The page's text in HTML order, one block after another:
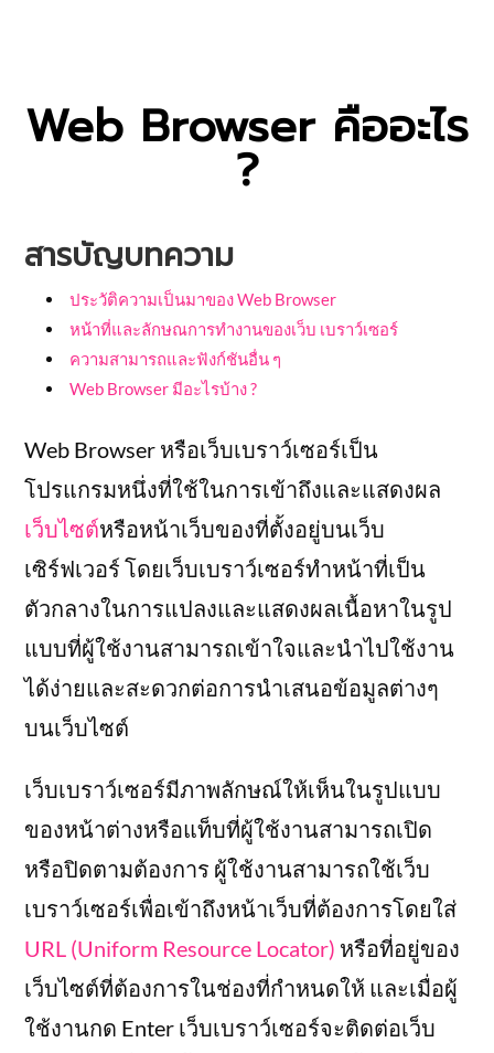
Web Browser คืออะไร
?
สารบัญบทความ
ประวัติความเป็นมาของ Web Browser
หน้าที่และลักษณการทำงานของเว็บ เบราว์เซอร์
ความสามารถและฟังก์ชันอื่น ๆ
Web Browser มีอะไรบ้าง ?
Web Browser หรือเว็บเบราว์เซอร์เป็น
โปรแกรมหนึ่งที่ใช้ในการเข้าถึงและแสดงผล
เว็บไซต์หรือหน้าเว็บของที่ตั้งอยู่บนเว็บ
เซิร์ฟเวอร์ โดยเว็บเบราว์เซอร์ทำหน้าที่เป็น
ตัวกลางในการแปลงและแสดงผลเนื้อหาในรูป
แบบที่ผู้ใช้งานสามารถเข้าใจและนำไปใช้งาน
ได้ง่ายและสะดวกต่อการนำเสนอข้อมูลต่างๆ
บนเว็บไซต์
เว็บเบราว์เซอร์มีภาพลักษณ์ให้เห็นในรูปแบบ
ของหน้าต่างหรือแท็บที่ผู้ใช้งานสามารถเปิด
หรือปิดตามต้องการ ผู้ใช้งานสามารถใช้เว็บ
เบราว์เซอร์เพื่อเข้าถึงหน้าเว็บที่ต้องการโดยใส่
URL (Uniform Resource Locator) หรือที่อยู่ของ
เว็บไซต์ที่ต้องการในช่องที่กำหนดให้ และเมื่อผู้
ใช้งานกด Enter เว็บเบราว์เซอร์จะติดต่อเว็บ